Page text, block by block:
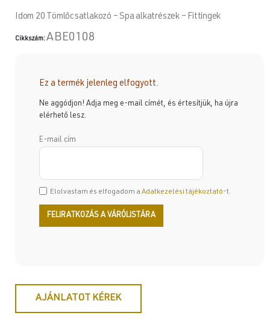
Idom 20 Tömlőcsatlakozó – Spa alkatrészek – Fittingek
Cikkszám:ABE0108
Ez a termék jelenleg elfogyott.
Ne aggódjon! Adja meg e-mail címét, és értesítjük, ha újra
elérhető lesz.
E-mail cím
Elolvastam és elfogadom a Adatkezelési tájékoztató-t.
AJÁNLATOT KÉREK